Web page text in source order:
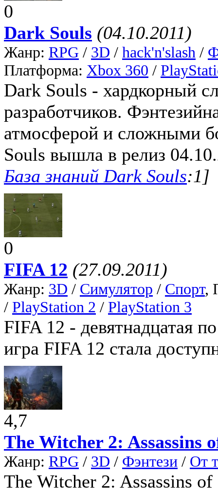
0
Dark Souls (04.10.2011)
Жанр: RPG / 3D / hack'n'slash /
Платформа: Xbox 360 /
Dark Souls - хардкорный
разработчиков.
атмосферой и сложными
Souls вышла в релиз
База знаний Dark Souls:1]
0
FIFA 12 (27.09.2011)
Жанр: 3D / Симулятор / Спорт,
/ PlayStation 2 / PlayStation 3
FIFA 12 - девятнадцатая
игра FIFA 12 стала
4,7
The Witcher 2: Assassins
Жанр: RPG / 3D / Фэнтези / От
The Witcher 2: Assassins